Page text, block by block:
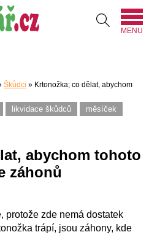
MENU
Škůdci » Krtonožka; co dělat, abychom
likvidace škůdců
měsíček
abychom tohoto
záhonů
protože zde nemá dostatek
trápí, jsou záhony, kde